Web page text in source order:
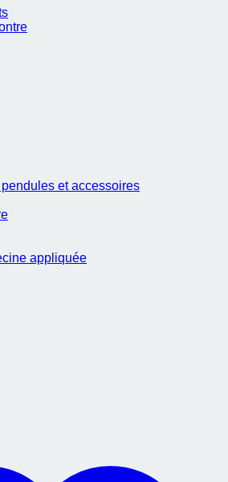
et accessoires
appliquée